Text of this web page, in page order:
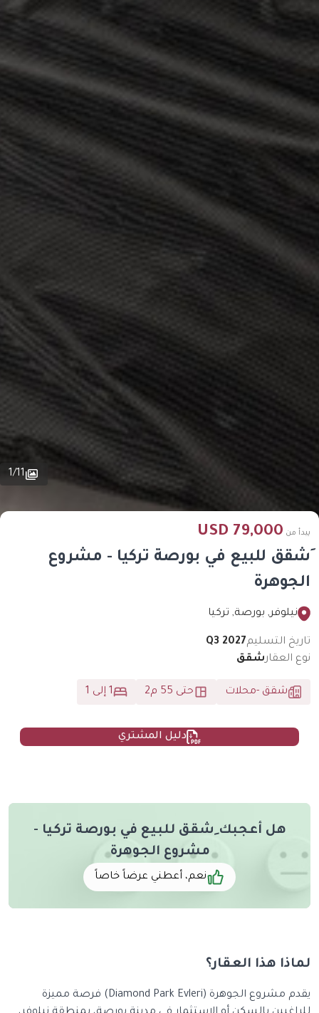
1/11
ِشقق للبيع في بورصة تركيا - مشروع
الجوهرة
يبدأ من 79,000 USD
نيلوفر, بورصة, تركيا
تاريخ التسليمQ3 2027
نوع العقارشقق
شقق -محلات حتى 55 م2 1 إلى 1
دليل المشتري
هل أعجبك ِشقق للبيع في بورصة تركيا -
مشروع الجوهرة
نعم، أعطني عرضاً خاصاً
لماذا هذا العقار؟
يقدم مشروع الجوهرة (Diamond Park Evleri) فرصة مميزة